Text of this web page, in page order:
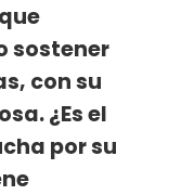
sostener
con su
¿Es el
por su